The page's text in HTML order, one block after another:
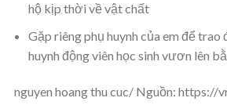
hộ kịp thời về vật chất
Gặp riêng phụ huynh của em để trao
huynh động viên học sinh vươn lên
nguyen hoang thu cuc/ Nguồn: https://